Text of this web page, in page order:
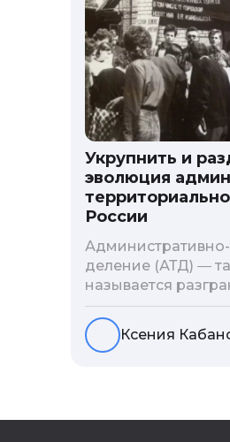
Укрупнить и
эволюция
России
деление (АТД) ―
называется
государства. В
выстраивается
органов власти.
определения
Ксения